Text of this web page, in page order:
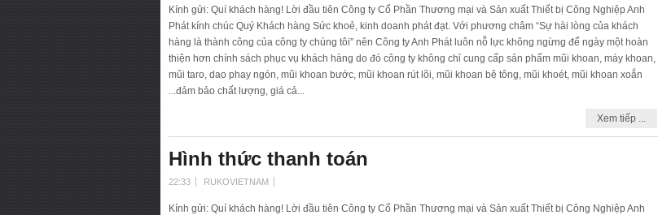
Kính gửi: Quí khách hàng! Lời đầu tiên Công ty Cổ Phần Thương mại và Sản xuất Thiết bị Công Nghiệp Anh
Phát kính chúc Quý Khách hàng Sức khoẻ, kinh doanh phát đạt. Với phương châm “Sự hài lòng của khách
hàng là thành công của công ty chúng tôi” nên Công ty Anh Phát luôn nỗ lực không ngừng để ngày một hoàn
thiện hơn chính sách phục vụ khách hàng do đó công ty không chỉ cung cấp sản phẩm mũi khoan, máy khoan,
mũi taro, dao phay ngón, mũi khoan bước, mũi khoan rút lõi, mũi khoan bê tông, mũi khoét, mũi khoan xoắn
...đảm bảo chất lượng, giá cả...
Xem tiếp ...
Hình thức thanh toán
22:33 RUKOVIETNAM
Kính gửi: Quí khách hàng! Lời đầu tiên Công ty Cổ Phần Thương mại và Sản xuất Thiết bị Công Nghiệp Anh